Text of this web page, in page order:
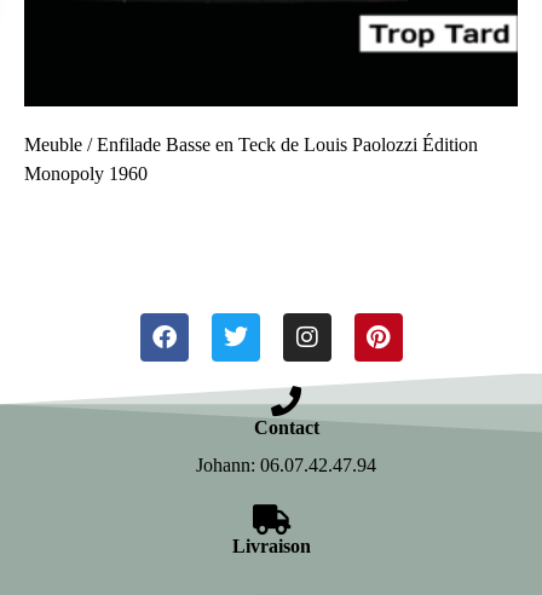
Meuble / Enfilade Basse en Teck de Louis Paolozzi Édition
Monopoly 1960
Contact
Johann: 06.07.42.47.94
Livraison